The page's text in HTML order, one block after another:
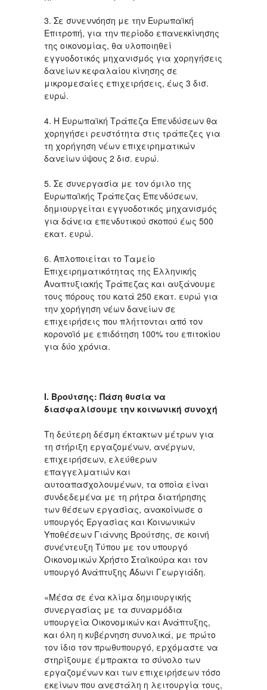
3. Σε συνεννόηση με την Ευρωπαϊκή
Επιτροπή, για την περίοδο επανεκκίνησης
της οικονομίας, θα υλοποιηθεί
εγγυοδοτικός μηχανισμός για χορηγήσεις
δανείων κεφαλαίου κίνησης σε
μικρομεσαίες επιχειρήσεις, έως 3 δισ.
ευρώ.
4. Η Ευρωπαϊκή Τράπεζα Επενδύσεων θα
χορηγήσει ρευστότητα στις τράπεζες για
τη χορήγηση νέων επιχειρηματικών
δανείων ύψους 2 δισ. ευρώ.
5. Σε συνεργασία με τον όμιλο της
Ευρωπαϊκής Τράπεζας Επενδύσεων,
δημιουργείται εγγυοδοτικός μηχανισμός
για δάνεια επενδυτικού σκοπού έως 500
εκατ. ευρώ.
6. Απλοποιείται το Ταμείο
Επιχειρηματικότητας της Ελληνικής
Αναπτυξιακής Τράπεζας και αυξάνουμε
τους πόρους του κατά 250 εκατ. ευρώ για
την χορήγηση νέων δανείων σε
επιχειρήσεις που πλήττονται από τον
κορονοϊό με επιδότηση 100% του επιτοκίου
για δύο χρόνια.
Ι. Βρούτσης: Πάση θυσία να
διασφαλίσουμε την κοινωνική συνοχή
Τη δεύτερη δέσμη έκτακτων μέτρων για
τη στήριξη εργαζομένων, ανέργων,
επιχειρήσεων, ελεύθερων
επαγγελματιών και
αυτοαπασχολουμένων, τα οποία είναι
συνδεδεμένα με τη ρήτρα διατήρησης
των θέσεων εργασίας, ανακοίνωσε ο
υπουργός Εργασίας και Κοινωνικών
Υποθέσεων Γιάννης Βρούτσης, σε κοινή
συνέντευξη Τύπου με τον υπουργό
Οικονομικών Χρήστο Σταϊκούρα και τον
υπουργό Ανάπτυξης Άδωνι Γεωργιάδη.
«Μέσα σε ένα κλίμα δημιουργικής
συνεργασίας με τα συναρμόδια
υπουργεία Οικονομικών και Ανάπτυξης,
και όλη η κυβέρνηση συνολικά, με πρώτο
τον ίδιο τον πρωθυπουργό, ερχόμαστε να
στηρίξουμε έμπρακτα το σύνολο των
εργαζομένων και των επιχειρήσεων τόσο
εκείνων που ανεστάλη η λειτουργία τους,